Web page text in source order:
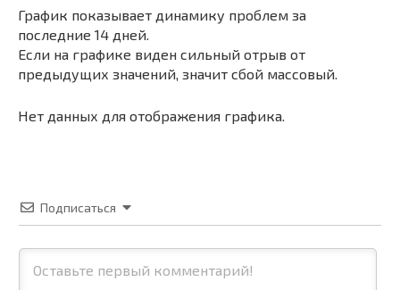
График показывает динамику проблем за
последние 14 дней.
Если на графике виден сильный отрыв от
предыдущих значений, значит сбой массовый.
Нет данных для отображения графика.
Подписаться